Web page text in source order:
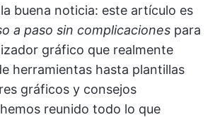
buena noticia: este artículo es
a paso sin complicaciones para
gráfico que realmente
herramientas hasta plantillas
gráficos y consejos
reunido todo lo que